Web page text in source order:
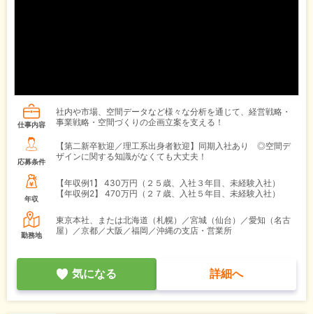
仕事内容
社内や市場、空間データなど様々な分析を通じて、経営戦略・
事業戦略・空間づくりの企画立案を支える！
応募条件
【第二新卒歓迎／理工系出身者歓迎】同期入社あり ◎空間デ
ザインに関する知識がなくても大丈夫！
年収
【年収例1】
430万円（２５歳、入社３年目、未経験入社）
【年収例2】
470万円（２７歳、入社５年目、未経験入社）
勤務地
東京本社、または北海道（札幌）／宮城（仙台）／愛知（名古
屋）／京都／大阪／福岡／沖縄の支店・営業所
気になる 詳細へ